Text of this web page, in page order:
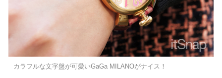
カラフルな文字盤が可愛いGaGa MILANOがナイス！